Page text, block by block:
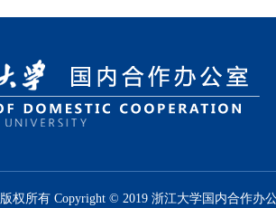
版权所有 Copyright © 2019 浙江大学国内合作办